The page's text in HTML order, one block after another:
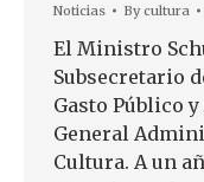
Noticias Bycultura
El Ministro
Subsecretario
Gasto Público
General
Cultura. A un